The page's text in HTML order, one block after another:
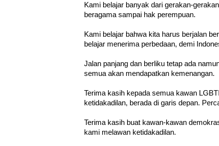
Kami belajar banyak dari gerakan-
beragama sampai hak perempuan.
Kami belajar bahwa kita harus berjalan
belajar menerima perbedaan, demi
Jalan panjang dan berliku tetap ada
semua akan mendapatkan kemenangan.
Terima kasih kepada semua kawan
ketidakadilan, berada di garis depan.
Terima kasih buat kawan-kawan
kami melawan ketidakadilan.